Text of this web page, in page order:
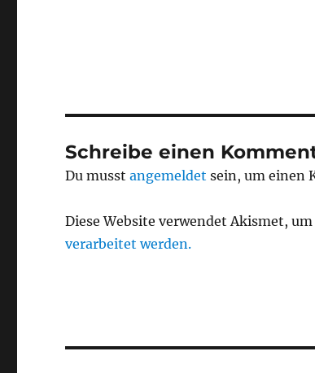
Schreibe einen
Du musstangemeldet sein, um einen
Diese Website verwendet Akismet,
verarbeitet werden.